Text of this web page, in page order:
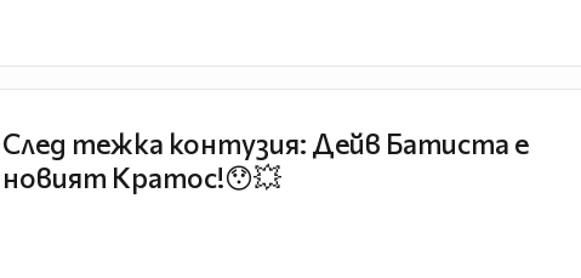
След тежка контузия: Дейв Батиста е
новият Кратос!😯💥